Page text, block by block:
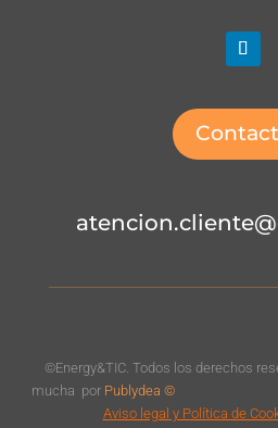
©Energy&TIC. Todos los derechos
mucha por Publydea ©
Aviso legal y Política de